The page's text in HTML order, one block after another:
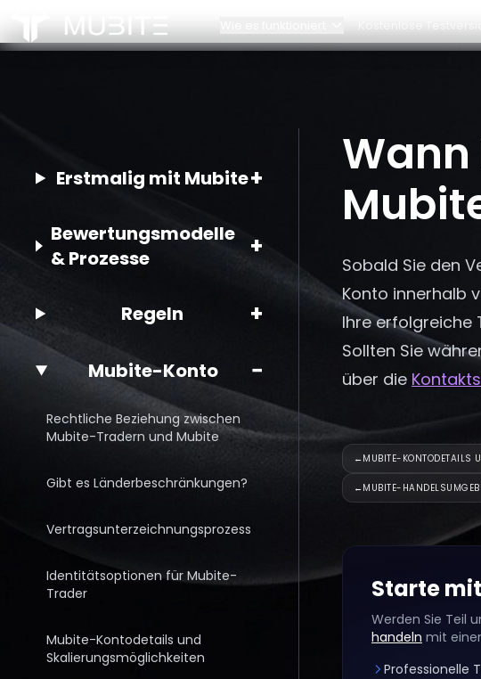
Kostenlose
Partnerschaften
Wann kann ich mit Zugriff auf mein Mubite-Konto rechnen?
Erstmalig mit Mubite+
Bewertungsmodelle
& Prozesse
+
Regeln +
Mubite-Konto −
Rechtliche Beziehung zwischen
Mubite-Tradern und Mubite
Gibt es Länderbeschränkungen?
Vertragsunterzeichnungsprozess
Identitätsoptionen für Mubite-
Trader
Mubite-Kontodetails und
Skalierungsmöglichkeiten
Sobald Sie den
Konto innerhalb
Ihre erfolgreiche
Sollten Sie
über die
← MUBITE-KONTODETAILS
← MUBITE-
Starte
Werden Sie Teil
handeln mit
Professionelle